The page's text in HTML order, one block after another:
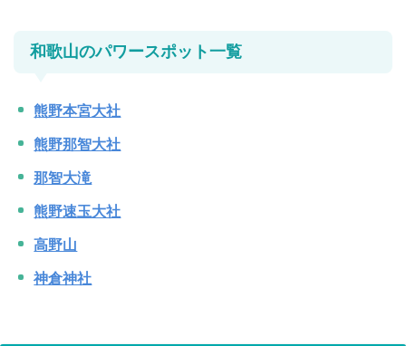
和歌山のパワースポット一覧
熊野本宮大社
熊野那智大社
那智大滝
熊野速玉大社
高野山
神倉神社